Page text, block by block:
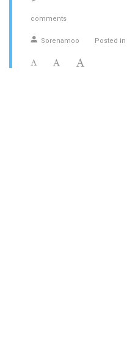
comments
Sorenamoo Posted in